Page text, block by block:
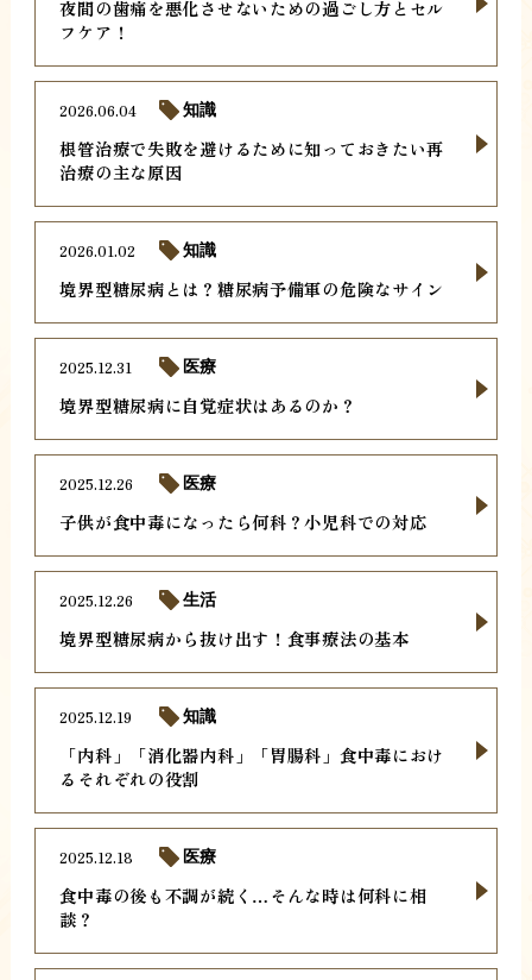
夜間の歯痛を悪化させないための過ごし方とセル
フケア！
根管治療で失敗を避けるために知っておきたい再
治療の主な原因
2026.06.04 知識
境界型糖尿病とは？糖尿病予備軍の危険なサイン
2026.01.02 知識
境界型糖尿病に自覚症状はあるのか？
2025.12.31 医療
子供が食中毒になったら何科？小児科での対応
2025.12.26 医療
境界型糖尿病から抜け出す！食事療法の基本
2025.12.26 生活
「内科」「消化器内科」「胃腸科」食中毒におけ
るそれぞれの役割
2025.12.19 知識
食中毒の後も不調が続く…そんな時は何科に相
談？
2025.12.18 医療